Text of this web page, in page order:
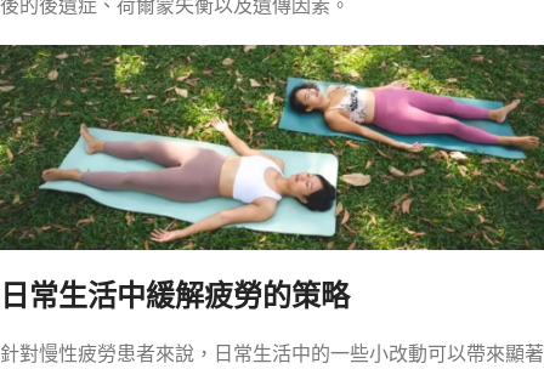
後的後遺症、荷爾蒙失衡以及遺傳因素。
日常生活中緩解疲勞的策略
針對慢性疲勞患者來說，日常生活中的一些小改動可以帶來顯著